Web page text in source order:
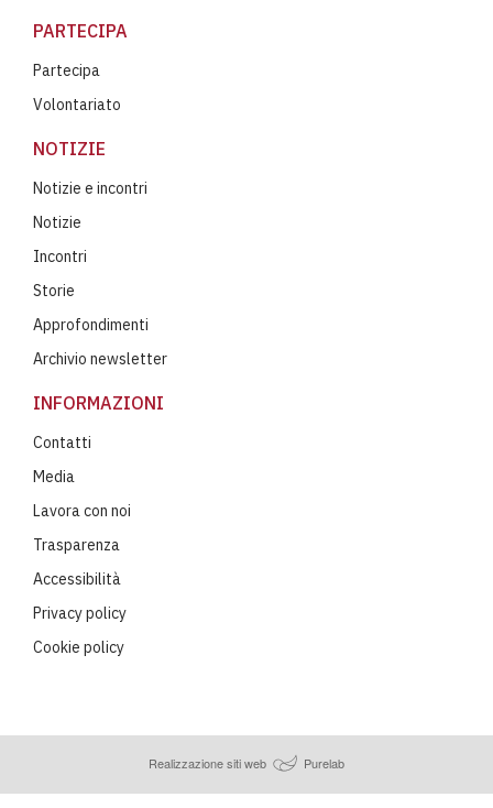
PARTECIPA
Partecipa
Volontariato
NOTIZIE
Notizie e incontri
Notizie
Incontri
Storie
Approfondimenti
Archivio newsletter
INFORMAZIONI
Contatti
Media
Lavora con noi
Trasparenza
Accessibilità
Privacy policy
Cookie policy
Realizzazione siti web Purelab